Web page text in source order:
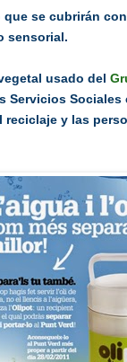
que se cubrirán
sensorial.
usado del
Servicios Sociales
reciclaje y las